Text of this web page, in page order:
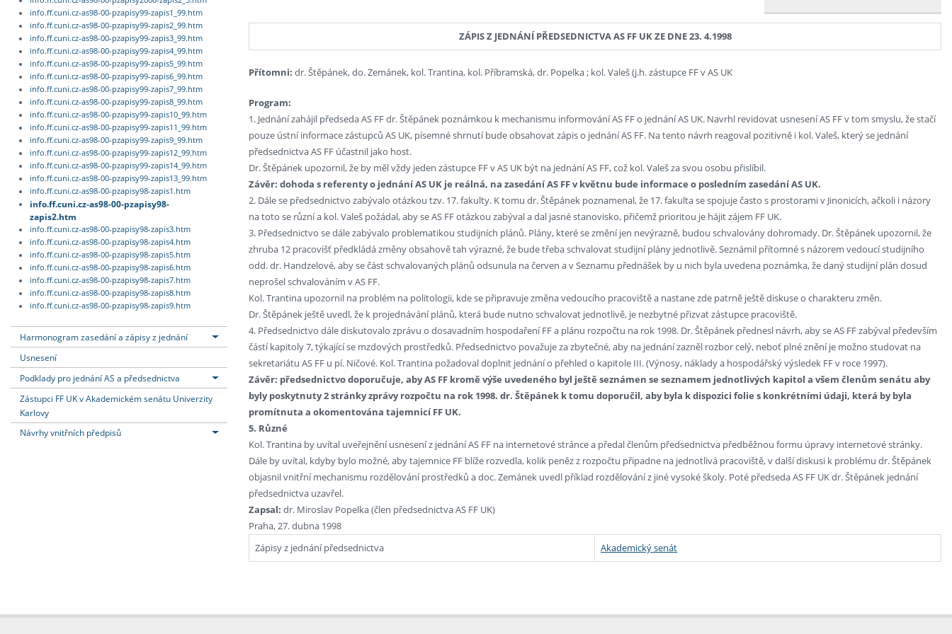
info.ff.cuni.cz-as98-00-pzapisy99-zapis1_99.htm
info.ff.cuni.cz-as98-00-pzapisy99-zapis2_99.htm
info.ff.cuni.cz-as98-00-pzapisy99-zapis3_99.htm
info.ff.cuni.cz-as98-00-pzapisy99-zapis4_99.htm
info.ff.cuni.cz-as98-00-pzapisy99-zapis5_99.htm
info.ff.cuni.cz-as98-00-pzapisy99-zapis6_99.htm
info.ff.cuni.cz-as98-00-pzapisy99-zapis7_99.htm
info.ff.cuni.cz-as98-00-pzapisy99-zapis8_99.htm
info.ff.cuni.cz-as98-00-pzapisy99-zapis10_99.htm
info.ff.cuni.cz-as98-00-pzapisy99-zapis11_99.htm
info.ff.cuni.cz-as98-00-pzapisy99-zapis9_99.htm
info.ff.cuni.cz-as98-00-pzapisy99-zapis12_99.htm
info.ff.cuni.cz-as98-00-pzapisy99-zapis14_99.htm
info.ff.cuni.cz-as98-00-pzapisy99-zapis13_99.htm
info.ff.cuni.cz-as98-00-pzapisy98-zapis1.htm
info.ff.cuni.cz-as98-00-pzapisy98-
zapis2.htm
info.ff.cuni.cz-as98-00-pzapisy98-zapis3.htm
info.ff.cuni.cz-as98-00-pzapisy98-zapis4.htm
info.ff.cuni.cz-as98-00-pzapisy98-zapis5.htm
info.ff.cuni.cz-as98-00-pzapisy98-zapis6.htm
info.ff.cuni.cz-as98-00-pzapisy98-zapis7.htm
info.ff.cuni.cz-as98-00-pzapisy98-zapis8.htm
info.ff.cuni.cz-as98-00-pzapisy98-zapis9.htm
Harmonogram zasedání a zápisy z jednání
Usnesení
Podklady pro jednání AS a předsednictva
Zástupci FF UK v Akademickém senátu Univerzity
Karlovy
Návrhy vnitřních předpisů
ZÁPIS Z JEDNÁNÍ PŘEDSEDNICTVA AS FF UK ZE DNE 23. 4.1998
Přítomni: dr. Štěpánek, do. Zemánek, kol. Trantina, kol. Příbramská, dr. Popelka ; kol. Valeš (j.h. zástupce FF v AS UK
Program:
1. Jednání zahájil předseda AS FF dr. Štěpánek poznámkou k mechanismu informování AS FF o jednání AS UK. Navrhl revidovat usnesení AS FF v tom smyslu, že stačí
pouze ústní informace zástupců AS UK, písemné shrnutí bude obsahovat zápis o jednání AS FF. Na tento návrh reagoval pozitivně i kol. Valeš, který se jednání
předsednictva AS FF účastnil jako host.
Dr. Štěpánek upozornil, že by měl vždy jeden zástupce FF v AS UK být na jednání AS FF, což kol. Valeš za svou osobu přislíbil.
Závěr: dohoda s referenty o jednání AS UK je reálná, na zasedání AS FF v květnu bude informace o posledním zasedání AS UK.
2. Dále se předsednictvo zabývalo otázkou tzv. 17. fakulty. K tomu dr. Štěpánek poznamenal, že 17. fakulta se spojuje často s prostorami v Jinonicích, ačkoli i názory
na toto se různí a kol. Valeš požádal, aby se AS FF otázkou zabýval a dal jasné stanovisko, přičemž prioritou je hájit zájem FF UK.
3. Předsednictvo se dále zabývalo problematikou studijních plánů. Plány, které se změní jen nevýrazně, budou schvalovány dohromady. Dr. Štěpánek upozornil, že
zhruba 12 pracovišť předkládá změny obsahově tah výrazné, že bude třeba schvalovat studijní plány jednotlivě. Seznámil přítomné s názorem vedoucí studijního
odd. dr. Handzelové, aby se část schvalovaných plánů odsunula na červen a v Seznamu přednášek by u nich byla uvedena poznámka, že daný studijní plán dosud
neprošel schvalováním v AS FF.
Kol. Trantina upozornil na problém na politologii, kde se připravuje změna vedoucího pracoviště a nastane zde patrně ještě diskuse o charakteru změn.
Dr. Štěpánek ještě uvedl, že k projednávání plánů, která bude nutno schvalovat jednotlivě, je nezbytné přizvat zástupce pracoviště.
4. Předsednictvo dále diskutovalo zprávu o dosavadním hospodaření FF a plánu rozpočtu na rok 1998. Dr. Štěpánek přednesl návrh, aby se AS FF zabýval především
částí kapitoly 7, týkající se mzdových prostředků. Předsednictvo považuje za zbytečné, aby na jednání zazněl rozbor celý, neboť plné znění je možno studovat na
sekretariátu AS FF u pí. Ničové. Kol. Trantina požadoval doplnit jednání o přehled o kapitole III. (Výnosy, náklady a hospodářský výsledek FF v roce 1997).
Závěr: předsednictvo doporučuje, aby AS FF kromě výše uvedeného byl ještě seznámen se seznamem jednotlivých kapitol a všem členům senátu aby
byly poskytnuty 2 stránky zprávy rozpočtu na rok 1998. dr. Štěpánek k tomu doporučil, aby byla k dispozici folie s konkrétními údaji, která by byla
promítnuta a okomentována tajemnicí FF UK.
5. Různé
Kol. Trantina by uvítal uveřejnění usnesení z jednání AS FF na internetové stránce a předal členům předsednictva předběžnou formu úpravy internetové stránky.
Dále by uvítal, kdyby bylo možné, aby tajemnice FF blíže rozvedla, kolik peněz z rozpočtu připadne na jednotlivá pracoviště, v další diskusi k problému dr. Štěpánek
objasnil vnitřní mechanismu rozdělování prostředků a doc. Zemánek uvedl příklad rozdělování z jiné vysoké školy. Poté předseda AS FF UK dr. Štěpánek jednání
předsednictva uzavřel.
Zapsal: dr. Miroslav Popelka (člen předsednictva AS FF UK)
Praha, 27. dubna 1998
Zápisy z jednání předsednictva
Akademický senát